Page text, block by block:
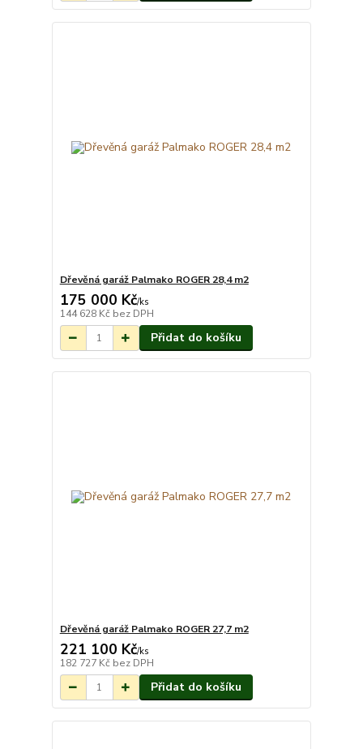
Dřevěná garáž Palmako ROGER 28,4 m2
175 000 Kč/ks
144 628 Kč bez DPH
Přidat do košíku
Dřevěná garáž Palmako ROGER 27,7 m2
221 100 Kč/ks
182 727 Kč bez DPH
Přidat do košíku